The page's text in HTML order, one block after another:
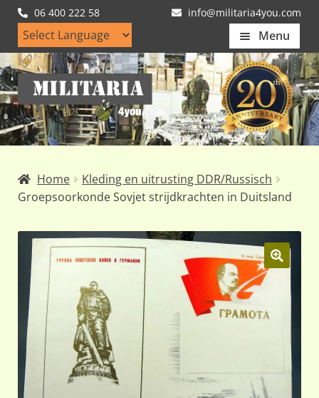
06 400 222 58 info@militaria4you.com
Menu
Home
Artikelen
Nieuws
Klantfotos
Ga
door
naar
navigatie
Ga
naar
de
inhoud
Home
Kleding en uitrusting DDR/Russisch
Groepsoorkonde Sovjet strijdkrachten in Duitsland